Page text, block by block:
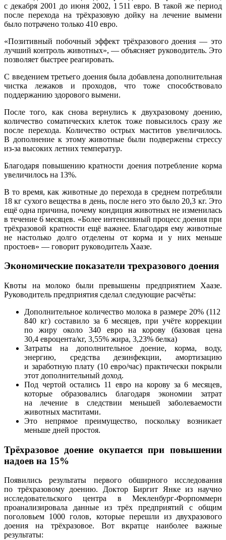
с декабря 2001 до июня 2002, 1 511 евро. В такой же период
после перехода на трёхразовую дойку на лечение вымени
было потрачено только 410 евро.
«Позитивный побочный эффект трёхразового доения — это
лучший контроль животных», — объясняет руководитель. Это
позволяет быстрее реагировать.
С введением третьего доения была добавлена дополнительная
чистка лежаков и проходов, что тоже способствовало
поддержанию здорового вымени.
После того, как снова вернулись к двухразовому доению,
количество соматических клеток тоже повысилось сразу же
после перехода. Количество острых маститов увеличилось.
В дополнение к этому животные были подвержены стрессу
из-за высоких летних температур.
Благодаря повышению кратности доения потребление корма
увеличилось на 13%.
В то время, как животные до перехода в среднем потребляли
18 кг сухого вещества в день, после него это было 20,3 кг. Это
ещё одна причина, почему кондиция животных не изменилась
в течение 6 месяцев. «Более интенсивный процесс доения при
трёхразовой кратности ещё важнее. Благодаря ему животные
не настолько долго отделены от корма и у них меньше
простоев» — говорит руководитель Хаазе.
Экономические показатели трехразового доения
Квоты на молоко были превышены предприятием Хаазе.
Руководитель предприятия сделал следующие расчёты:
Дополнительное количество молока в размере 20% (112
840 кг) составило за 6 месяцев, при учёте коррекции
по жиру около 340 евро на корову (базовая цена
30,4 евроцента/кг, 3,55% жира, 3,23% белка)
Затраты на дополнительное доение, корма, воду,
энергию, средства дезинфекции, амортизацию
и заработную плату (10 евро/час) практически покрыли
этот дополнительный доход.
Под чертой остались 11 евро на корову за 6 месяцев,
которые образовались благодаря экономии затрат
на лечение в следствии меньшей заболеваемости
животных маститами.
Это непрямое преимущество, поскольку возникает
меньше дней простоя.
Трёхразовое доение окупается при повышении
надоев на 15%
Появились результаты первого обширного исследования
по трёхразовому доению. Доктор Биргит Янке из научно
исследовательского центра в Мекленбург-Форпоммерн
проанализировала данные из трёх предприятий с общим
поголовьем 1000 голов, которые перешли из двухразового
доения на трёхразовое. Вот вкратце наиболее важные
результаты: